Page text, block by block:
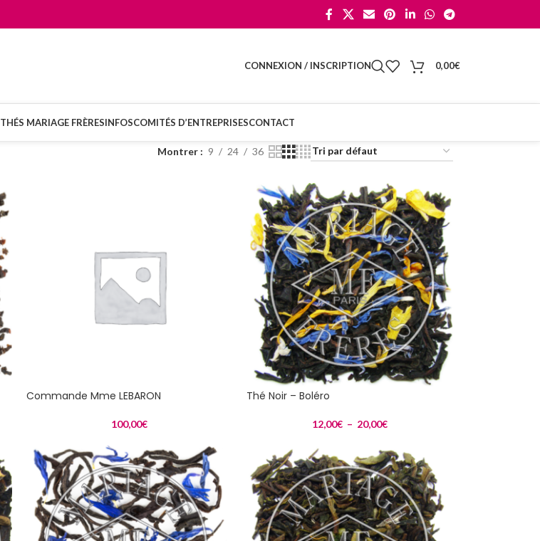
CONNEXION / INSCRIPTION 0,00€
THÉS MARIAGE FRÈRESINFOSCOMITÉS D’ENTREPRISESCONTACT
Montrer 9 24 36
Commande Mme LEBARON
100,00€
Thé Noir – Boléro
12,00€ – 20,00€